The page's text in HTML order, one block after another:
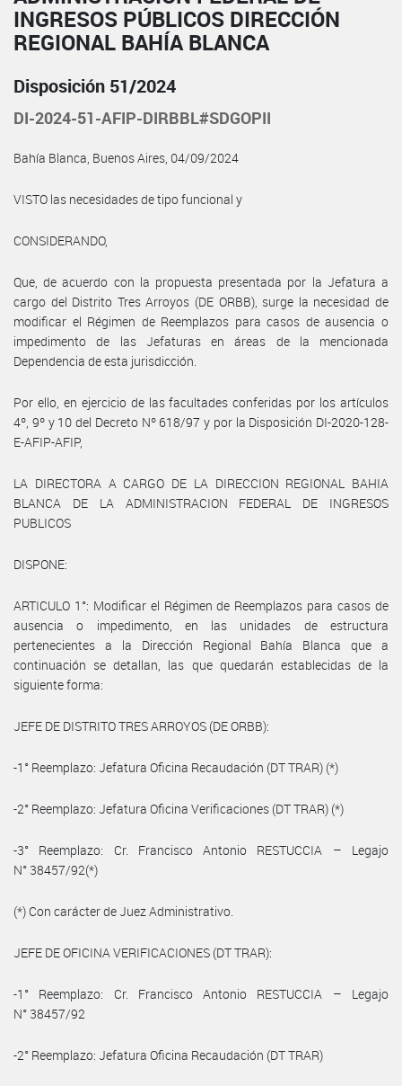
INGRESOS PÚBLICOS DIRECCIÓN
REGIONAL BAHÍA BLANCA
Disposición 51/2024
DI-2024-51-AFIP-DIRBBL#SDGOPII
Bahía Blanca, Buenos Aires, 04/09/2024
VISTO las necesidades de tipo funcional y
CONSIDERANDO,
Que, de acuerdo con la propuesta presentada por la Jefatura a
cargo del Distrito Tres Arroyos (DE ORBB), surge la necesidad de
modificar el Régimen de Reemplazos para casos de ausencia o
impedimento de las Jefaturas en áreas de la mencionada
Dependencia de esta jurisdicción.
Por ello, en ejercicio de las facultades conferidas por los artículos
4º, 9º y 10 del Decreto Nº 618/97 y por la Disposición DI-2020-128-
E-AFIP-AFIP,
LA DIRECTORA A CARGO DE LA DIRECCION REGIONAL BAHIA
BLANCA DE LA ADMINISTRACION FEDERAL DE INGRESOS
PUBLICOS
DISPONE:
ARTICULO 1°: Modificar el Régimen de Reemplazos para casos de
ausencia o impedimento, en las unidades de estructura
pertenecientes a la Dirección Regional Bahía Blanca que a
continuación se detallan, las que quedarán establecidas de la
siguiente forma:
JEFE DE DISTRITO TRES ARROYOS (DE ORBB):
-1° Reemplazo: Jefatura Oficina Recaudación (DT TRAR) (*)
-2° Reemplazo: Jefatura Oficina Verificaciones (DT TRAR) (*)
-3° Reemplazo: Cr. Francisco Antonio RESTUCCIA – Legajo
N° 38457/92(*)
(*) Con carácter de Juez Administrativo.
JEFE DE OFICINA VERIFICACIONES (DT TRAR):
-1° Reemplazo: Cr. Francisco Antonio RESTUCCIA – Legajo
N° 38457/92
-2° Reemplazo: Jefatura Oficina Recaudación (DT TRAR)